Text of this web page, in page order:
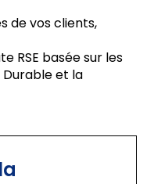
de vos clients,
RSE basée sur les
et la